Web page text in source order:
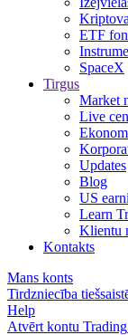
ETF
SpaceX
Tirgus
Market
Live
Updates
Blog
US
Learn
Klientu
Kontakts
Mans konts
Tirdzniecība
Help
Atvērt kontu Trading